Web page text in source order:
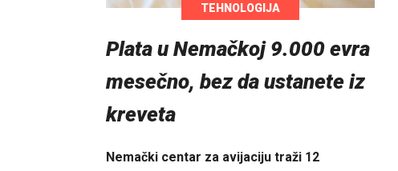
TEHNOLOGIJA
Plata u Nemačkoj 9.000 evra
mesečno, bez da ustanete iz
kreveta
Nemački centar za avijaciju traži 12